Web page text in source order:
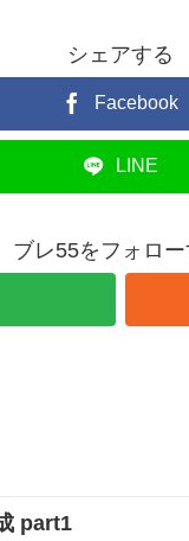
シェアする
Facebook
LINE
ブレ55をフォロー
part1